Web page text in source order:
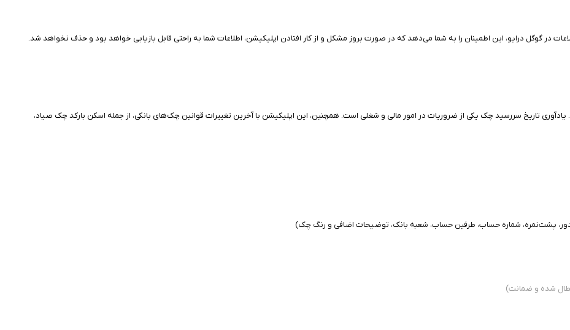
یادآوری تاریخ سررسید چک یکی از ضروریات در امور مالی و شغلی است. همچنین، این اپلیکیشن با آخرین تغییرات قوانین چک‌های بانکی، از جمله اسکن بارکد چک صیاد،
پشت‌نمره، شماره حساب، طرفین حساب، شعبه بانک، توضیحات اضافی و رنگ چک)
شده و ضمانت)